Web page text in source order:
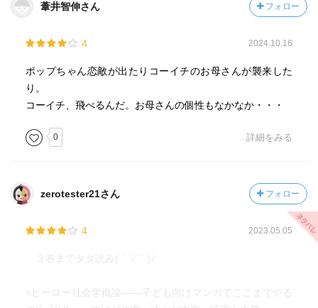
葦井智伸さん フォロー
4 2024.10.16
ポップちゃん恋敵が出たりコーイチのお母さんが襲来した
り。
コーイチ、飛べるんだ。お母さんの個性もなかなか・・・
0 詳細をみる
zerotester21さん フォロー
4 2023.05.05
３巻までタダ読み( ´ ▽ ` )ﾉ
○ヒーロー社会学概論——子ども向けマンガでここまでやる